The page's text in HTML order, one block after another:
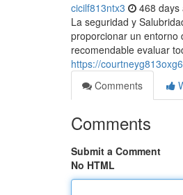
cicilf813ntx3 468 days
La seguridad y
proporcionar un entorno
recomendable evaluar
https://
Comments
Comments
Submit a Comment
No HTML